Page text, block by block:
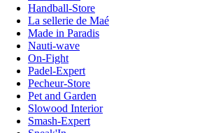
Handball-Store
La sellerie de Maé
Made in Paradis
Nauti-wave
On-Fight
Padel-Expert
Pecheur-Store
Pet and Garden
Slowood Interior
Smash-Expert